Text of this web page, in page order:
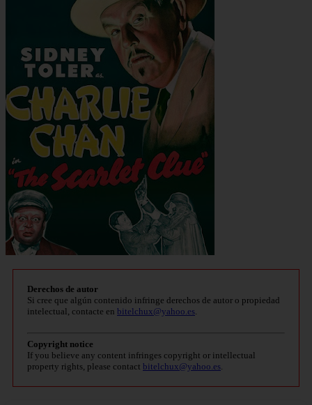
Derechos de autor
Si cree que algún contenido infringe derechos de autor o propiedad
intelectual, contacte en bitelchux@yahoo.es
Copyright notice
If you believe any content infringes copyright or intellectual
property rights, please contact bitelchux@yahoo.es